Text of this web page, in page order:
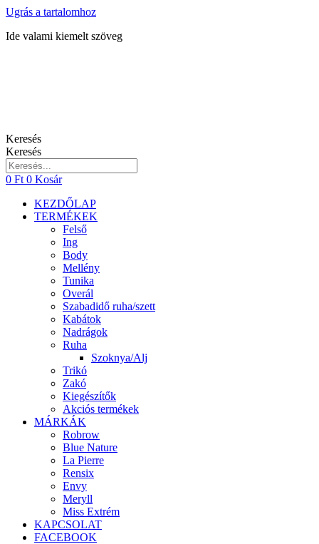
Ugrás a tartalomhoz
Ide valami kiemelt szöveg
Keresés
Keresés
0 Ft 0 Kosár
KEZDŐLAP
TERMÉKEK
Felső
Ing
Body
Mellény
Tunika
Overál
Szabadidő ruha/szett
Kabátok
Nadrágok
Ruha
Szoknya/Alj
Trikó
Zakó
Kiegészítők
Akciós termékek
MÁRKÁK
Robrow
Blue Nature
La Pierre
Rensix
Envy
Meryll
Miss Extrém
KAPCSOLAT
FACEBOOK